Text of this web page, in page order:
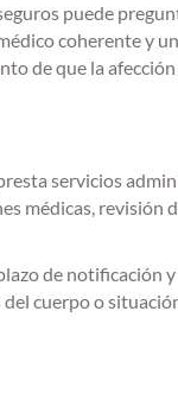
puede
coherente y
de que la
servicios
médicas, revisión
de notificación
cuerpo o